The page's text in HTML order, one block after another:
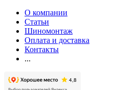
О компании
Статьи
Шиномонтаж
Оплата и доставка
Контакты
...